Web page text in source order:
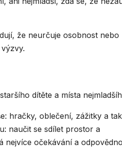
že neurčuje osobnost nebo
dítěte a místa
hračky, oblečení, zážitky a
naučit se sdílet prostor a
očekávání a